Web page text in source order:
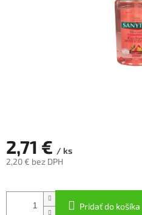
2,71 € / ks
2,20 € bez DPH
cena:
Pridať do košíka